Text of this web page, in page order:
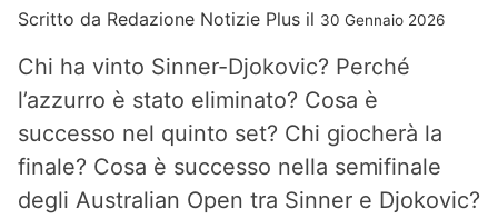
Scritto da Redazione Notizie Plus il 30 Gennaio 2026
Chi ha vinto Sinner-Djokovic? Perché
l’azzurro è stato eliminato? Cosa è
successo nel quinto set? Chi giocherà la
finale? Cosa è successo nella semifinale
degli Australian Open tra Sinner e Djokovic?